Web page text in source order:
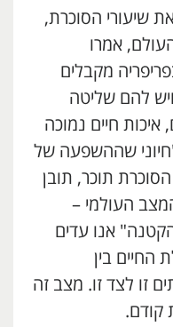
את שיעורי הסוכרת,
אמרו
מקבלים
להם שליטה
חיים נמוכה
שההשפעה של
הסוכרת תוכר, תובן
העולמי –
אנו עדים
החיים בין
זו לצד זו. מצב זה
קודם.